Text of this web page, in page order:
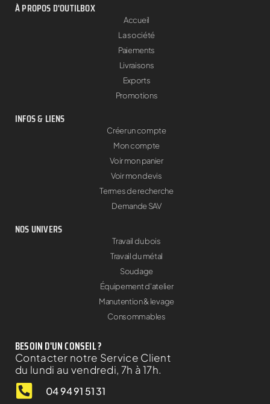
À PROPOS D'OUTILBOX
Accueil
La société
Paiements
Livraisons
Exports
Promotions
INFOS & LIENS
Créer un compte
Mon compte
Voir mon panier
Voir mon devis
Termes de recherche
Demande SAV
NOS UNIVERS
Travail du bois
Travail du métal
Soudage
Équipement d'atelier
Manutention & levage
Consommables
BESOIN D'UN CONSEIL ?
Contacter notre Service Client
du lundi au vendredi, 7h à 17h.
04 94 91 51 31